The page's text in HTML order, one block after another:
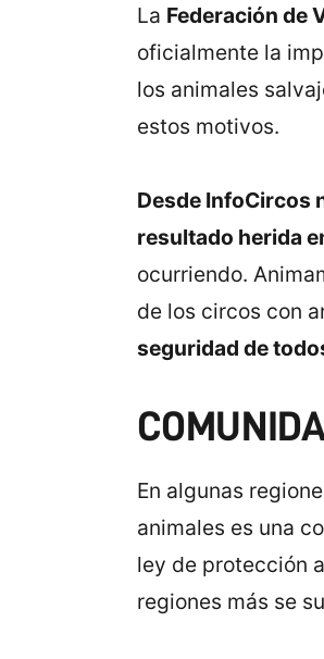
La Federación de
oficialmente la
los animales
estos motivos.
Desde InfoCircos
resultado herida
ocurriendo.
de los circos con
seguridad de
En algunas
animales es una
ley de protección
regiones más se